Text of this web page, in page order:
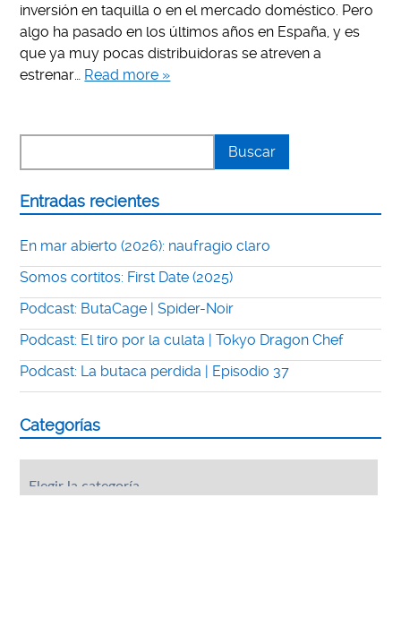
inversión en taquilla o en el mercado doméstico. Pero
algo ha pasado en los últimos años en España, y es
que ya muy pocas distribuidoras se atreven a
estrenar… Read more »
Entradas recientes
En mar abierto (2026): naufragio claro
Somos cortitos: First Date (2025)
Podcast: ButaCage | Spider-Noir
Podcast: El tiro por la culata | Tokyo Dragon Chef
Podcast: La butaca perdida | Episodio 37
Categorías